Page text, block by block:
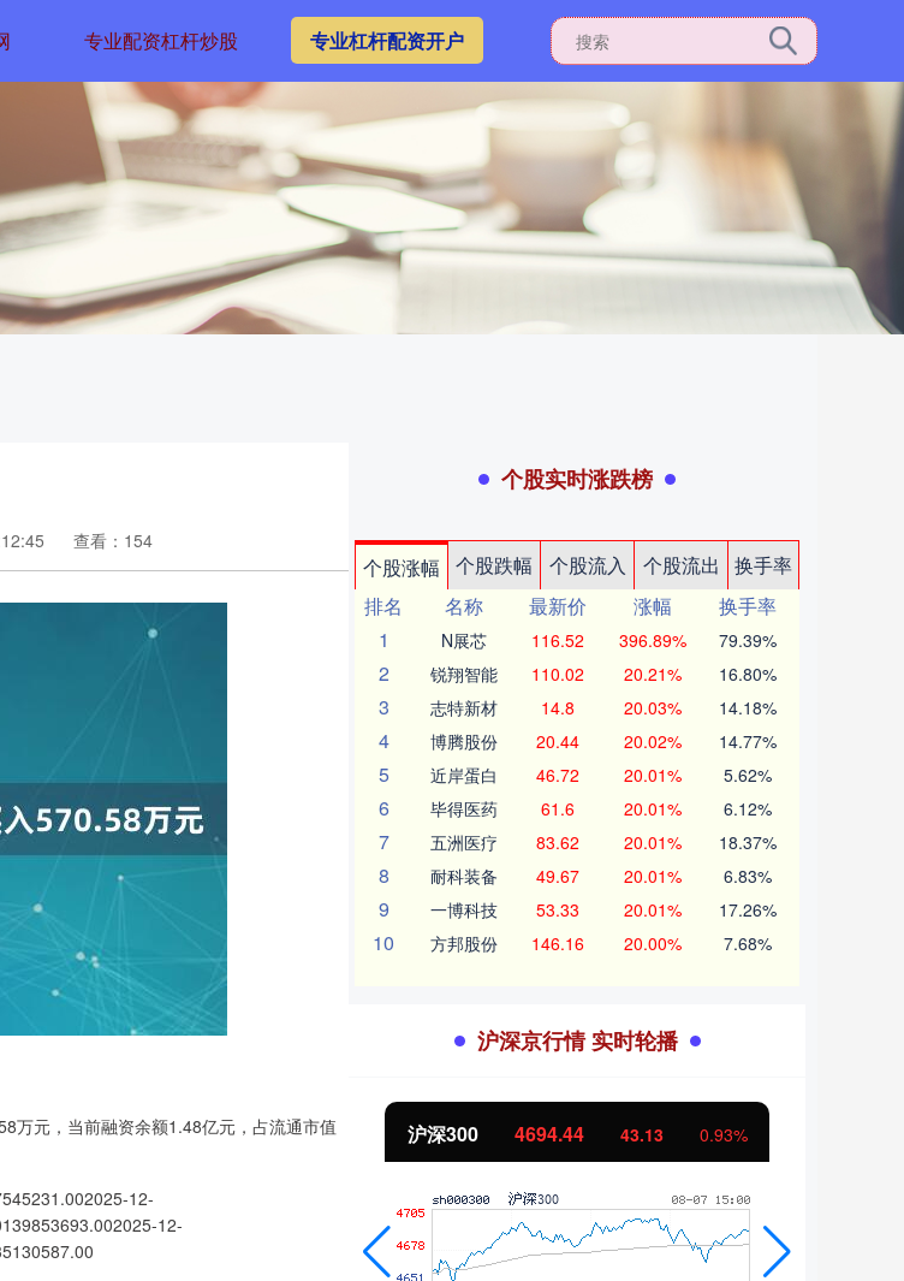
专业配资杠杆炒股 专业杠杆配资开户
查看：154
万元，当前融资余额1.48亿元，占流通市值
12-
12-
个股实时涨跌榜
个股涨幅 个股跌幅 个股流入 个股流出
换手率
排名
名称 最新价 涨幅
换手率
1
N展芯 116.52 396.89% 79.39%
2 锐翔智能 110.02 20.21% 16.80%
3 志特新材 14.8 20.03% 14.18%
4 博腾股份 20.44 20.02% 14.77%
5 近岸蛋白 46.72 20.01% 5.62%
6 毕得医药 61.6 20.01% 6.12%
7 五洲医疗 83.62 20.01% 18.37%
8 耐科装备 49.67 20.01% 6.83%
9 一博科技 53.33 20.01% 17.26%
10 方邦股份 146.16 20.00% 7.68%
沪深京行情 实时轮播
14311.01 200.89 1.42% 沪深300 4694.44 43.13 0.93%